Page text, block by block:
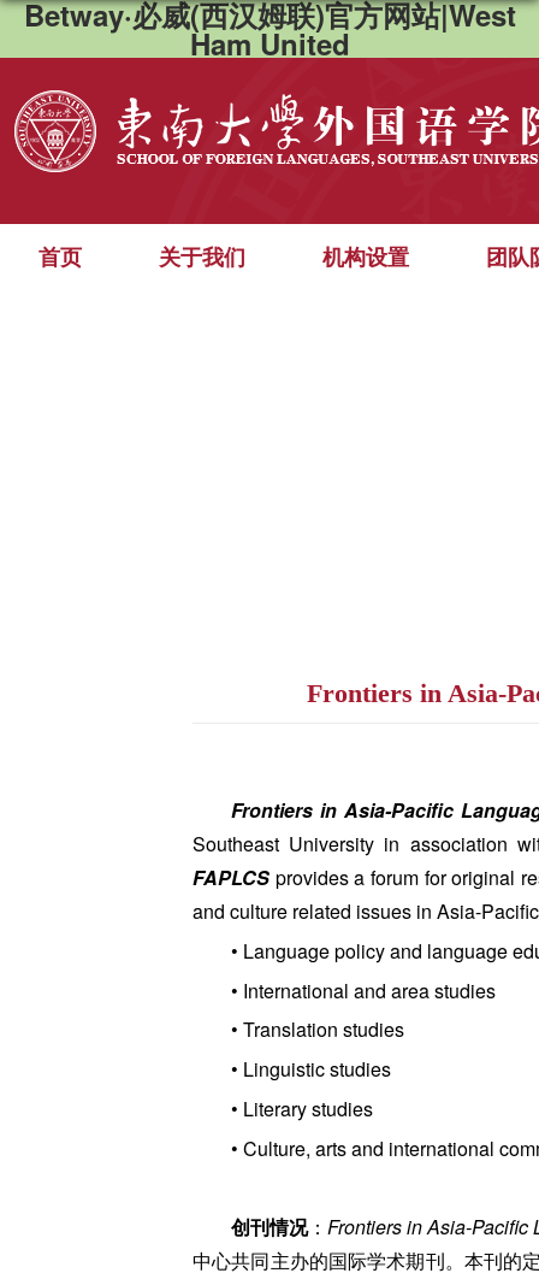
Betway·必威(西汉姆联)官方网站|West
Ham United
首页 关于我们 机构设置 团队
Frontiers in Asia-
Frontiers in Asia-Pacific
Southeast University in association
FAPLCS provides a forum for original
and culture related issues in Asia-
• Language policy and language
• International and area studies
• Translation studies
• Linguistic studies
• Literary studies
• Culture, arts and international
创刊情况： Frontiers in Asia-Pacific
中心共同主办的国际学术期刊。本刊的